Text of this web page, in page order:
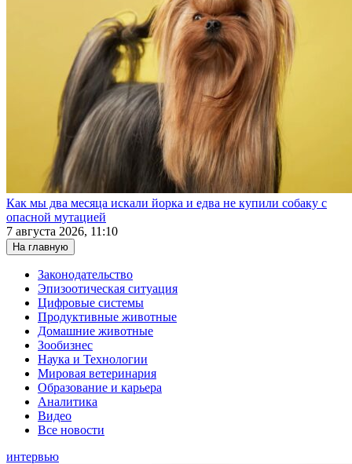
Как мы два месяца искали йорка и едва не купили собаку с
опасной мутацией
7 августа 2026, 11:10
На главную
Законодательство
Эпизоотическая ситуация
Цифровые системы
Продуктивные животные
Домашние животные
Зообизнес
Наука и Технологии
Мировая ветеринария
Образование и карьера
Аналитика
Видео
Все новости
интервью